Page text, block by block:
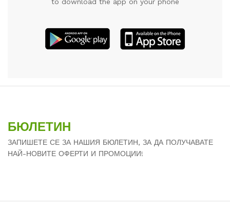
БЮЛЕТИН
ЗАПИШЕТЕ СЕ ЗА НАШИЯ БЮЛЕТИН, ЗА ДА ПОЛУЧАВАТЕ
НАЙ-НОВИТЕ ОФЕРТИ И ПРОМОЦИИ!